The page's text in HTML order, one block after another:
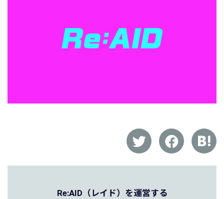
Re:AID（レイド）を運営する